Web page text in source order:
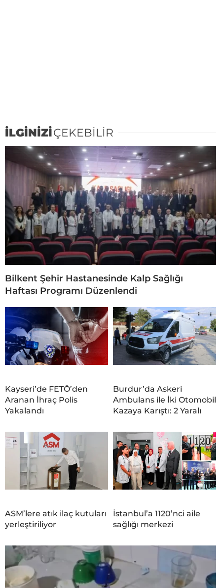
İLGİNİZİÇEKEBİLİR
Bilkent Şehir Hastanesinde Kalp Sağlığı
Haftası Programı Düzenlendi
Kayseri’de FETÖ’den
Aranan İhraç Polis
Yakalandı
Burdur’da Askeri
Ambulans ile İki Otomobil
Kazaya Karıştı: 2 Yaralı
ASM’lere atık ilaç kutuları
yerleştiriliyor
İstanbul’a 1120’nci aile
sağlığı merkezi